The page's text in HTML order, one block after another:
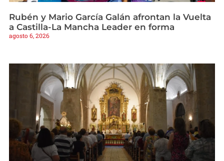
Rubén y Mario García Galán afrontan la Vuelta
a Castilla-La Mancha Leader en forma
agosto 6, 2026